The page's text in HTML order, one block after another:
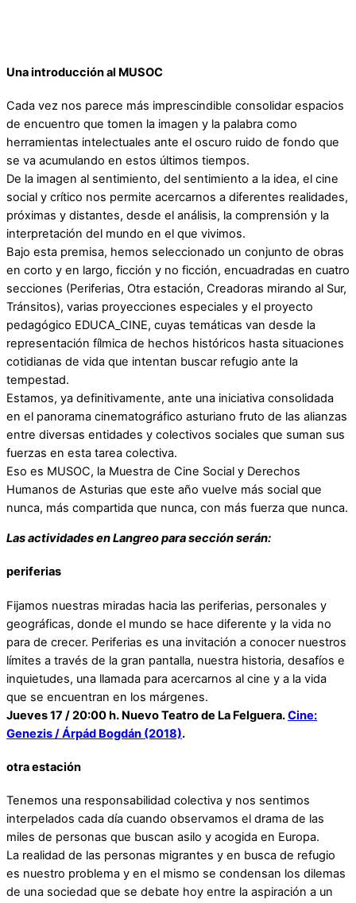
Una introducción al MUSOC
Cada vez nos parece más imprescindible consolidar espacios
de encuentro que tomen la imagen y la palabra como
herramientas intelectuales ante el oscuro ruido de fondo que
se va acumulando en estos últimos tiempos.
De la imagen al sentimiento, del sentimiento a la idea, el cine
social y crítico nos permite acercarnos a diferentes realidades,
próximas y distantes, desde el análisis, la comprensión y la
interpretación del mundo en el que vivimos.
Bajo esta premisa, hemos seleccionado un conjunto de obras
en corto y en largo, ficción y no ficción, encuadradas en cuatro
secciones (Periferias, Otra estación, Creadoras mirando al Sur,
Tránsitos), varias proyecciones especiales y el proyecto
pedagógico EDUCA_CINE, cuyas temáticas van desde la
representación fílmica de hechos históricos hasta situaciones
cotidianas de vida que intentan buscar refugio ante la
tempestad.
Estamos, ya definitivamente, ante una iniciativa consolidada
en el panorama cinematográfico asturiano fruto de las alianzas
entre diversas entidades y colectivos sociales que suman sus
fuerzas en esta tarea colectiva.
Eso es MUSOC, la Muestra de Cine Social y Derechos
Humanos de Asturias que este año vuelve más social que
nunca, más compartida que nunca, con más fuerza que nunca.
Las actividades en Langreo para sección serán:
periferias
Fijamos nuestras miradas hacia las periferias, personales y
geográficas, donde el mundo se hace diferente y la vida no
para de crecer. Periferias es una invitación a conocer nuestros
límites a través de la gran pantalla, nuestra historia, desafíos e
inquietudes, una llamada para acercarnos al cine y a la vida
que se encuentran en los márgenes.
Jueves 17 / 20:00 h. Nuevo Teatro de La Felguera.Cine:
Genezis / Árpád Bogdán (2018).
otra estación
Tenemos una responsabilidad colectiva y nos sentimos
interpelados cada día cuando observamos el drama de las
miles de personas que buscan asilo y acogida en Europa.
La realidad de las personas migrantes y en busca de refugio
es nuestro problema y en el mismo se condensan los dilemas
de una sociedad que se debate hoy entre la aspiración a un